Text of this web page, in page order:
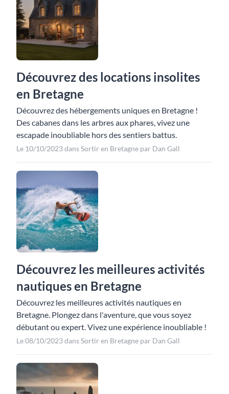
Découvrez des locations insolites
en Bretagne
Découvrez des hébergements uniques en Bretagne !
Des cabanes dans les arbres aux phares, vivez une
escapade inoubliable hors des sentiers battus.
Le 10/10/2023 dans Sortir en Bretagne par Dan Gall
Découvrez les meilleures activités
nautiques en Bretagne
Découvrez les meilleures activités nautiques en
Bretagne. Plongez dans l'aventure, que vous soyez
débutant ou expert. Vivez une expérience inoubliable !
Le 08/10/2023 dans Sortir en Bretagne par Dan Gall